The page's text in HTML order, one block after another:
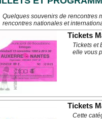
Quelques souvenirs de rencontres
rencontres nationales et
Tickets
Tickets et
elle vous
Tickets
Cette